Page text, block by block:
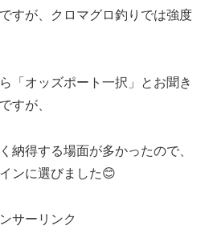
すが、クロマグロ釣りでは強度
「オッズポート一択」とお聞き
すが、
納得する場面が多かったので、
ンに選びました😊
サーリンク